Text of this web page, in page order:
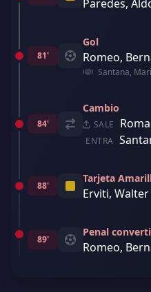
Paredes,
81'
Gol
Romeo,
Santana,
84'
Cambio
SALE
ENTRA
88'
Tarjeta
Erviti,
89'
Penal
Romeo,